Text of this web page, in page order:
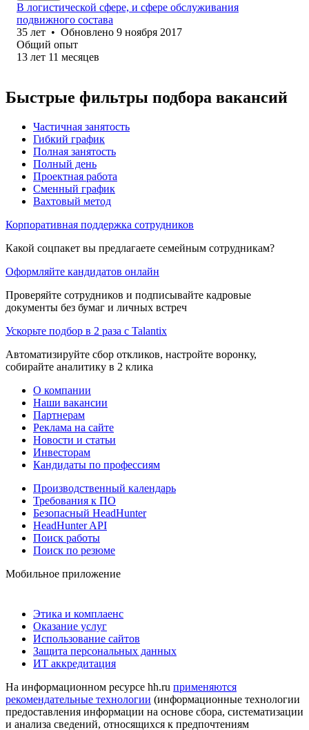
В логистической сфере, и сфере обслуживания
подвижного состава
35 лет • Обновлено 9 ноября 2017
Общий опыт
13 лет 11 месяцев
Быстрые фильтры подбора вакансий
Частичная занятость
Гибкий график
Полная занятость
Полный день
Проектная работа
Сменный график
Вахтовый метод
Корпоративная поддержка сотрудников
Какой соцпакет вы предлагаете семейным сотрудникам?
Оформляйте кандидатов онлайн
Проверяйте сотрудников и подписывайте кадровые
документы без бумаг и личных встреч
Ускорьте подбор в 2 раза с Talantix
Автоматизируйте сбор откликов, настройте воронку,
собирайте аналитику в 2 клика
О компании
Наши вакансии
Партнерам
Реклама на сайте
Новости и статьи
Инвесторам
Кандидаты по профессиям
Производственный календарь
Требования к ПО
Безопасный HeadHunter
HeadHunter API
Поиск работы
Поиск по резюме
Мобильное приложение
Этика и комплаенс
Оказание услуг
Использование сайтов
Защита персональных данных
ИТ аккредитация
На информационном ресурсе hh.ru применяются
рекомендательные технологии (информационные технологии
предоставления информации на основе сбора, систематизации
и анализа сведений, относящихся к предпочтениям